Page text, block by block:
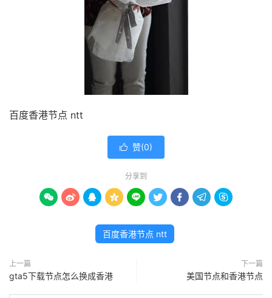
百度香港节点 ntt
 赞(0)
分享到
        
百度香港节点 ntt
上一篇
gta5下载节点怎么换成香港
下一篇
美国节点和香港节点